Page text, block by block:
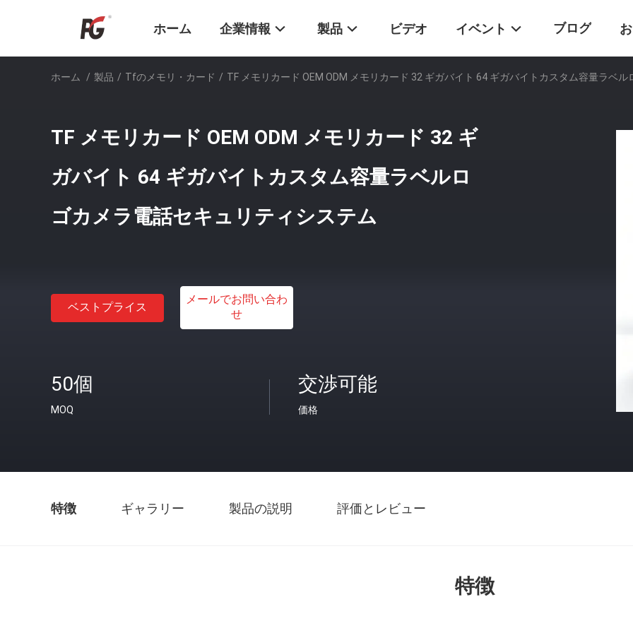
ホーム 企業情報 製品 ビデオ イベント ブログ
ホーム / 製品 / Tfのメモリ・カード / TF メモリカード OEM ODM メモリカード 32 ギガバイト 64 ギガバイトカスタム容量ラベ
TF メモリカード OEM ODM メモリカード 32 ギ
ガバイト 64 ギガバイトカスタム容量ラベルロ
ゴカメラ電話セキュリティシステム
ベストプライス
メールでお問い合わ
せ
50個
MOQ
交渉可能
価格
特徴 ギャラリー 製品の説明 評価とレビュー
特徴